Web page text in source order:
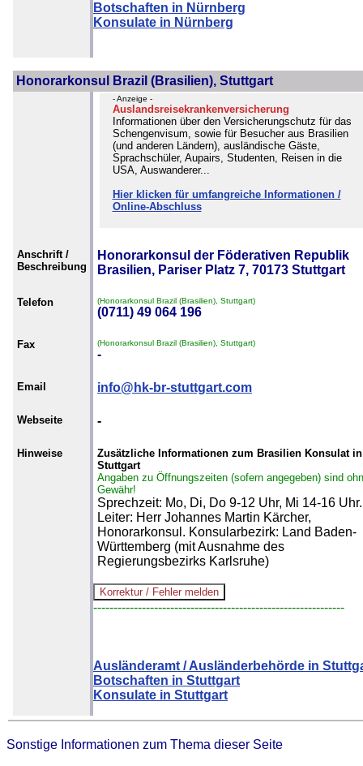
Botschaften in Nürnberg
Konsulate in Nürnberg
Honorarkonsul Brazil (Brasilien), Stuttgart
- Anzeige -
Auslandsreisekrankenversicherung
Informationen über den Versicherungschutz für das
Schengenvisum, sowie für Besucher aus Brasilien
(und anderen Ländern), ausländische Gäste,
Sprachschüler, Aupairs, Studenten, Reisen in die
USA, Auswanderer...
Hier klicken für umfangreiche Informationen /
Online-Abschluss
Anschrift /
Beschreibung
Honorarkonsul der Föderativen Republik
Brasilien, Pariser Platz 7, 70173 Stuttgart
Telefon (Honorarkonsul Brazil (Brasilien), Stuttgart)
(0711) 49 064 196
Fax (Honorarkonsul Brazil (Brasilien), Stuttgart)
-
Email info@hk-br-stuttgart.com
Webseite -
Hinweise
Zusätzliche Informationen zum Brasilien Konsulat in
Stuttgart
Angaben zu Öffnungszeiten (sofern angegeben) sind
Gewähr!
Sprechzeit: Mo, Di, Do 9-12 Uhr, Mi 14-16 Uhr.
Leiter: Herr Johannes Martin Kärcher,
Honorarkonsul. Konsularbezirk: Land Baden-
Württemberg (mit Ausnahme des
Regierungsbezirks Karlsruhe)
--------------------------------------------------------------
Ausländeramt / Ausländerbehörde in
Botschaften in Stuttgart
Konsulate in Stuttgart
Sonstige Informationen zum Thema dieser Seite